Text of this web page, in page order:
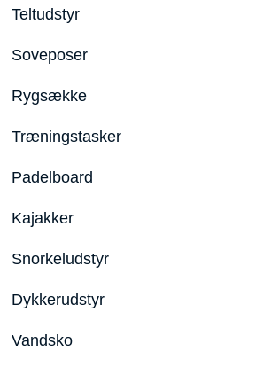
Teltudstyr
Soveposer
Rygsække
Træningstasker
Padelboard
Kajakker
Snorkeludstyr
Dykkerudstyr
Vandsko